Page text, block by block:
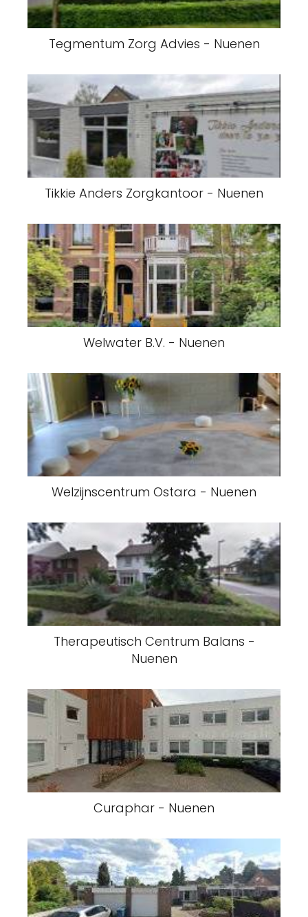
Tegmentum Zorg Advies - Nuenen
Tikkie Anders Zorgkantoor - Nuenen
Welwater B.V. - Nuenen
Welzijnscentrum Ostara - Nuenen
Therapeutisch Centrum Balans -
Nuenen
Curaphar - Nuenen